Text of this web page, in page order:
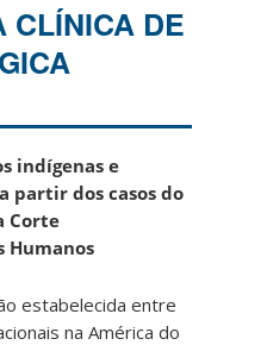
CLÍNICA DE
indígenas e
partir dos casos do
Corte
Humanos
estabelecida entre
na América do